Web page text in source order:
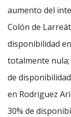
aumento del
Colón de
disponibilidad
totalmente nula;
de
en Rodriguez
30% de